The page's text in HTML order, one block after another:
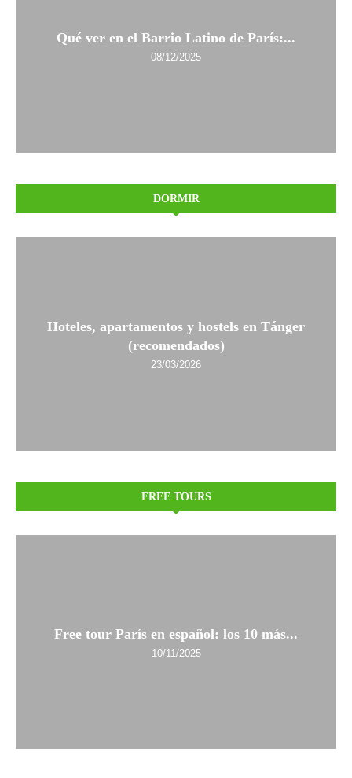
Qué ver en el Barrio Latino de París:...
08/12/2025
DORMIR
Hoteles, apartamentos y hostels en Tánger
(recomendados)
23/03/2026
FREE TOURS
Free tour París en español: los 10 más...
10/11/2025